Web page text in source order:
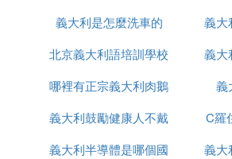
葡萄酒。
義大利這個國家, 從北到南，從丘
那些特別小的海島上，葡萄樹就是
葡萄酒是義大利每處陽光和土壤賜
我們艷羨不已。
之王
義大利是怎麼洗車的
義大
北京義大利語培訓學校
有哪些
義大
哪裡有正宗義大利肉鵝
苗出售嗎
義
義大利鼓勵健康人不戴
口罩這什麼操作
C羅
義大利半導體是哪個國
義大